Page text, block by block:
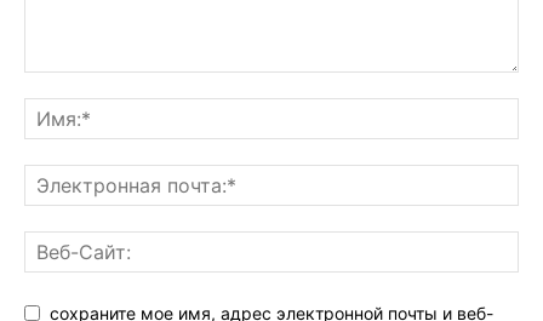
сохраните мое имя, адрес электронной почты и веб-